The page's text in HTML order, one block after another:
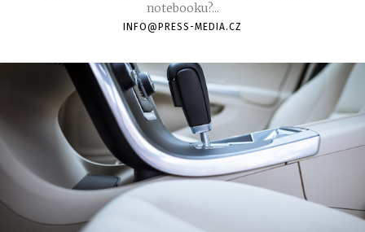
notebooku?...
INFO@PRESS-MEDIA.CZ